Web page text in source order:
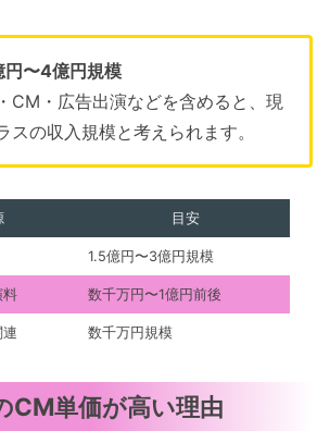
〜4億円規模
CM・広告出演などを含めると、現
スの収入規模と考えられます。
目安
1.5億円〜3億円規模
料 数千万円〜1億円前後
数千万円規模
CM単価が高い理由